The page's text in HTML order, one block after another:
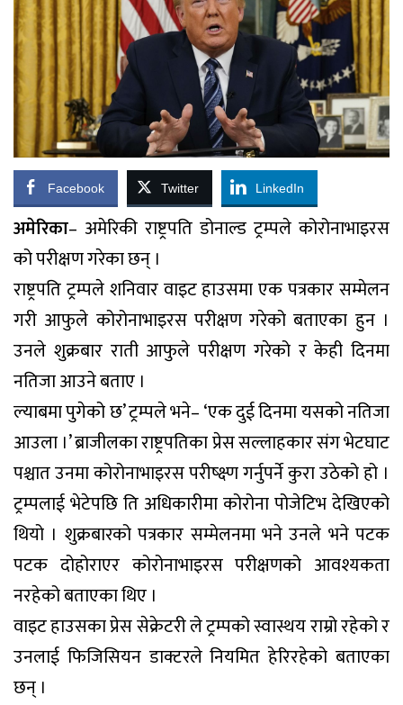
Facebook Twitter LinkedIn
अमेरिका– अमेरिकी राष्ट्रपति डोनाल्ड ट्रम्पले कोरोनाभाइरस
को परीक्षण गरेका छन् ।
राष्ट्रपति ट्रम्पले शनिवार वाइट हाउसमा एक पत्रकार सम्मेलन
गरी आफुले कोरोनाभाइरस परीक्षण गरेको बताएका हुन ।
उनले शुक्रबार राती आफुले परीक्षण गरेको र केही दिनमा
नतिजा आउने बताए ।
ल्याबमा पुगेको छ’ ट्रम्पले भने– ‘एक दुई दिनमा यसको नतिजा
आउला ।’ ब्राजीलका राष्ट्रपतिका प्रेस सल्लाहकार संग भेटघाट
पश्चात उनमा कोरोनाभाइरस परीष्क्ष्ण गर्नुपर्ने कुरा उठेको हो ।
ट्रम्पलाई भेटेपछि ति अधिकारीमा कोरोना पोजेटिभ देखिएको
थियो । शुक्रबारको पत्रकार सम्मेलनमा भने उनले भने पटक
पटक दोहोराएर कोरोनाभाइरस परीक्षणको आवश्यकता
नरहेको बताएका थिए ।
वाइट हाउसका प्रेस सेक्रेटरी ले ट्रम्पको स्वास्थय राम्रो रहेको र
उनलाई फिजिसियन डाक्टरले नियमित हेरिरहेको बताएका
छन् ।